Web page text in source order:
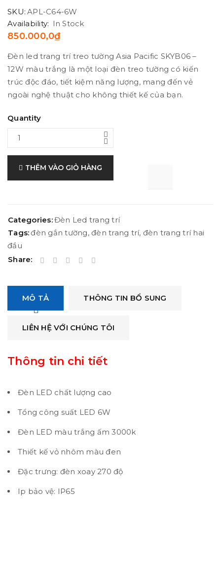
SKU: APL-C64-6W
Availability: In Stock
850.000,0₫
Đèn led trang trí treo tường Asia Pacific SKYB06 –
12W màu trắng là một loại đèn treo tường có kiến
trúc độc đáo, tiết kiệm năng lượng, mang đến vẻ
ngoài nghệ thuật cho không thiết kế của bạn.
Quantity
THÊM VÀO GIỎ HÀNG
Categories:Đèn Led trang trí
Tags:đèn gắn tường, đèn trang trí, đèn trang trí hai
đầu
Share:
MÔ TẢ THÔNG TIN BỔ SUNG
LIÊN HỆ VỚI CHÚNG TÔI
Thông tin chi tiết
Đèn LED chất lượng cao
Tổng công suất LED 6W
Đèn LED màu trắng ấm 3000k
Thiết kế vỏ nhôm màu đen
Đặc trưng: đèn xoay 270 độ
Ip bảo vệ: IP65